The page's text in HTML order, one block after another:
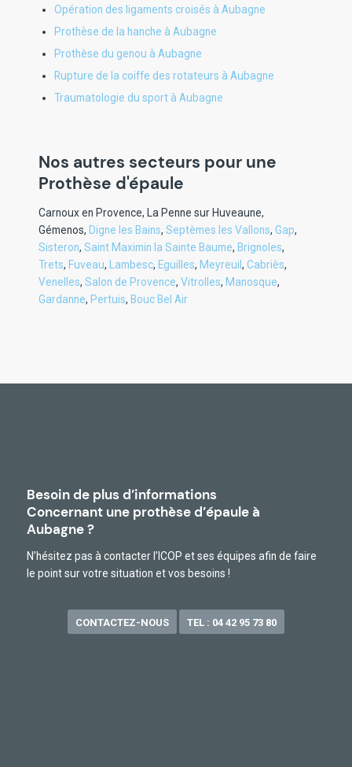
Opération des ligaments croisés à Aubagne
Prothèse de la hanche à Aubagne
Prothèse du genou à Aubagne
Rupture de la coiffe des rotateurs à Aubagne
Traumatologie du sport à Aubagne
Nos autres secteurs pour une
Prothèse d'épaule
Carnoux en Provence, La Penne sur Huveaune,
Gémenos, Digne les Bains, Septèmes les Vallons, Gap,
Sisteron, Saint Maximin la Sainte Baume, Brignoles,
Trets, Fuveau, Lambesc, Eguilles, Meyreuil , Cabriès,
Venelles, Salon de Provence, Vitrolles, Manosque,
Gardanne, Pertuis, Bouc Bel Air
Besoin de plus d’informations
Concernant une prothèse d’épaule à
Aubagne ?
N’hésitez pas à contacter l’ICOP et ses équipes afin de faire
le point sur votre situation et vos besoins !
CONTACTEZ-NOUS TEL : 04 42 95 73 80